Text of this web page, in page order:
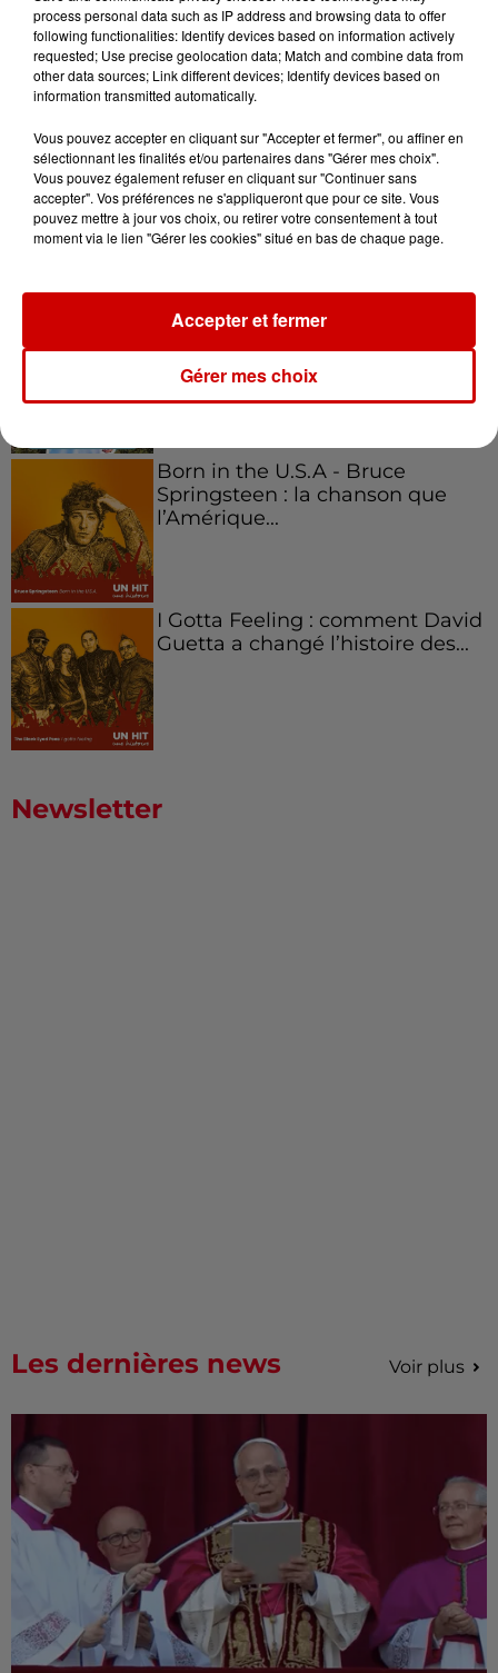
Podcasts
Kelly Massol, figure
emblématique de
l'entrepreneuriat féminin
Aménager un school bus au
Canada et accueillir les bleus à
Boston,...
Born in the U.S.A - Bruce
Springsteen : la chanson que
l’Amérique...
I Gotta Feeling : comment David
Guetta a changé l’histoire des...
Newsletter
Les dernières news Voir plus
process personal data such as IP address and browsing data to offer
following functionalities: Identify devices based on information actively
requested; Use precise geolocation data; Match and combine data from
other data sources; Link different devices; Identify devices based on
information transmitted automatically.
Vous pouvez accepter en cliquant sur "Accepter et fermer", ou affiner en
sélectionnant les finalités et/ou partenaires dans "Gérer mes choix".
Vous pouvez également refuser en cliquant sur "Continuer sans
accepter". Vos préférences ne s'appliqueront que pour ce site. Vous
pouvez mettre à jour vos choix, ou retirer votre consentement à tout
moment via le lien "Gérer les cookies" situé en bas de chaque page.
Gérer mes choix
Accepter et fermer